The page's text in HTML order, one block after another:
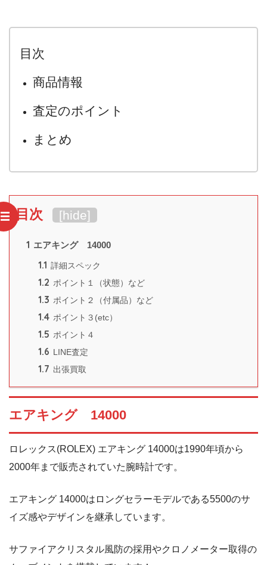
目次
商品情報
査定のポイント
まとめ
目次 [hide]
1 エアキング 14000
1.1 詳細スペック
1.2 ポイント１（状態）など
1.3 ポイント２（付属品）など
1.4 ポイント３(etc）
1.5 ポイント４
1.6 LINE査定
1.7 出張買取
エアキング 14000
ロレックス(ROLEX) エアキング 14000は1990年頃から
2000年まで販売されていた腕時計です。
エアキング 14000はロングセラーモデルである5500のサ
イズ感やデザインを継承しています。
サファイアクリスタル風防の採用やクロノメーター取得の